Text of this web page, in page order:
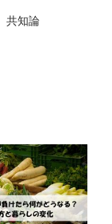
共知論